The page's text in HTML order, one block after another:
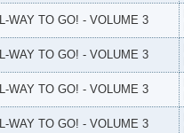
WAY TO GO! - VOLUME 3
WAY TO GO! - VOLUME 3
WAY TO GO! - VOLUME 3
WAY TO GO! - VOLUME 3